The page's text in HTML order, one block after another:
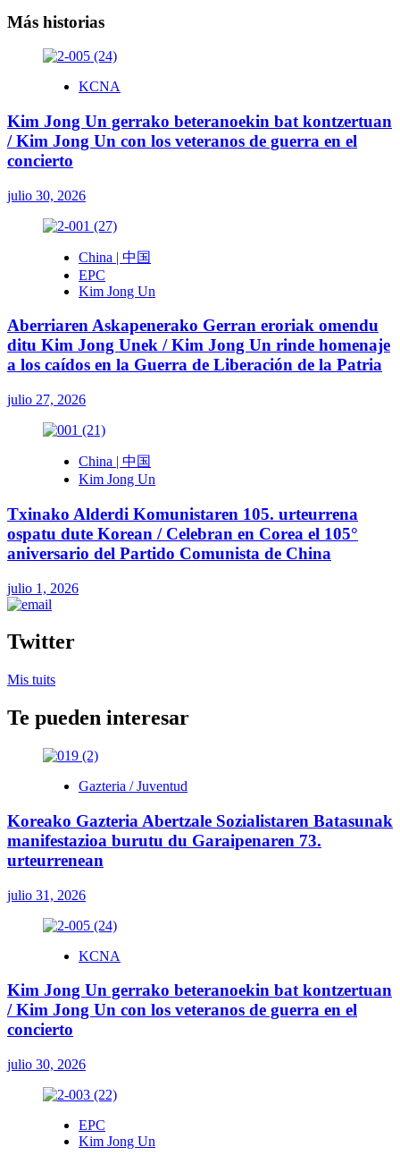
Más historias
KCNA
Kim Jong Un gerrako beteranoekin bat kontzertuan
/ Kim Jong Un con los veteranos de guerra en el
concierto
julio 30, 2026
China | 中国
EPC
Kim Jong Un
Aberriaren Askapenerako Gerran eroriak omendu
ditu Kim Jong Unek / Kim Jong Un rinde homenaje
a los caídos en la Guerra de Liberación de la Patria
julio 27, 2026
China | 中国
Kim Jong Un
Txinako Alderdi Komunistaren 105. urteurrena
ospatu dute Korean / Celebran en Corea el 105°
aniversario del Partido Comunista de China
julio 1, 2026
Twitter
Mis tuits
Te pueden interesar
Gazteria / Juventud
Koreako Gazteria Abertzale Sozialistaren Batasunak
manifestazioa burutu du Garaipenaren 73.
urteurrenean
julio 31, 2026
KCNA
Kim Jong Un gerrako beteranoekin bat kontzertuan
/ Kim Jong Un con los veteranos de guerra en el
concierto
julio 30, 2026
EPC
Kim Jong Un